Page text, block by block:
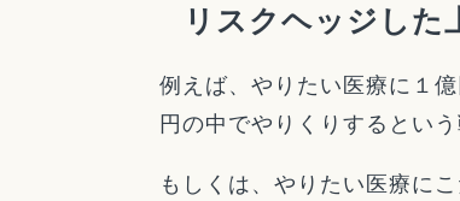
リスクヘッジした
例えば、やりたい医療に１
円の中でやりくりするという
もしくは、やりたい医療に